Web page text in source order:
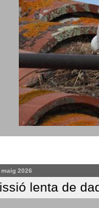
2026
lenta de